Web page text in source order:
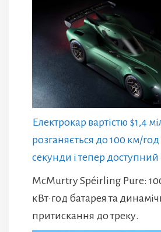
Електрокар вартістю $1,4
розганяється до 100 км/год
секунди і тепер
McMurtry Spéirling Pure:
кВт·год батарея та
притискання до треку.